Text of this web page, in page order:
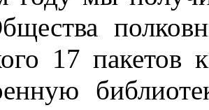
17 пакетов